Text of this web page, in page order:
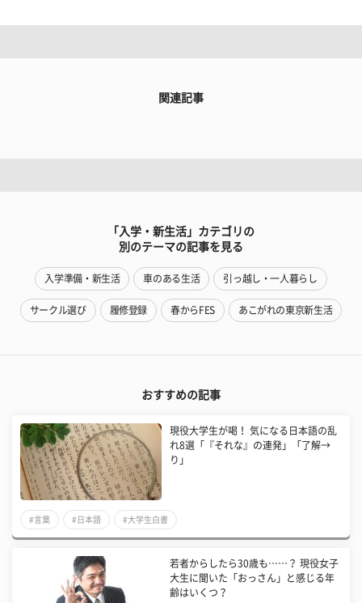
関連記事
「入学・新生活」カテゴリの
別のテーマの記事を見る
入学準備・新生活 車のある生活 引っ越し・一人暮らし
サークル選び 履修登録 春からFES あこがれの東京新生活
おすすめの記事
現役大学生が喝！ 気になる日本語の乱
れ8選「『それな』の連発」「了解→
り」
#言葉 #日本語 #大学生白書
若者からしたら30歳も……？ 現役女子
大生に聞いた「おっさん」と感じる年
齢はいくつ？